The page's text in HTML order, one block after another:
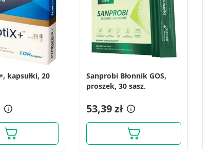
kapsułki, 20
Sanprobi Błonnik GOS,
proszek, 30 sasz.
53,39 zł